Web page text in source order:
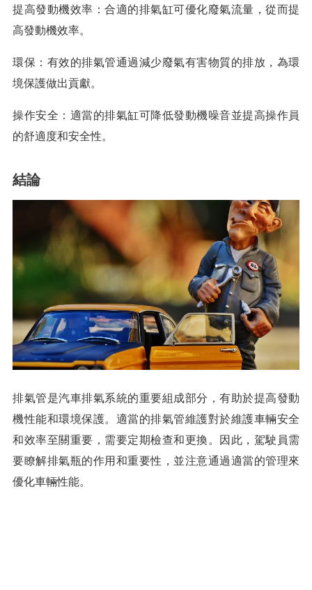
提高發動機效率：合適的排氣缸可優化廢氣流量，從而提
高發動機效率。
環保：有效的排氣管通過減少廢氣有害物質的排放，為環
境保護做出貢獻。
操作安全：適當的排氣缸可降低發動機噪音並提高操作員
的舒適度和安全性。
結論
排氣管是汽車排氣系統的重要組成部分，有助於提高發動
機性能和環境保護。適當的排氣管維護對於維護車輛安全
和效率至關重要，需要定期檢查和更換。因此，駕駛員需
要瞭解排氣瓶的作用和重要性，並注意通過適當的管理來
優化車輛性能。